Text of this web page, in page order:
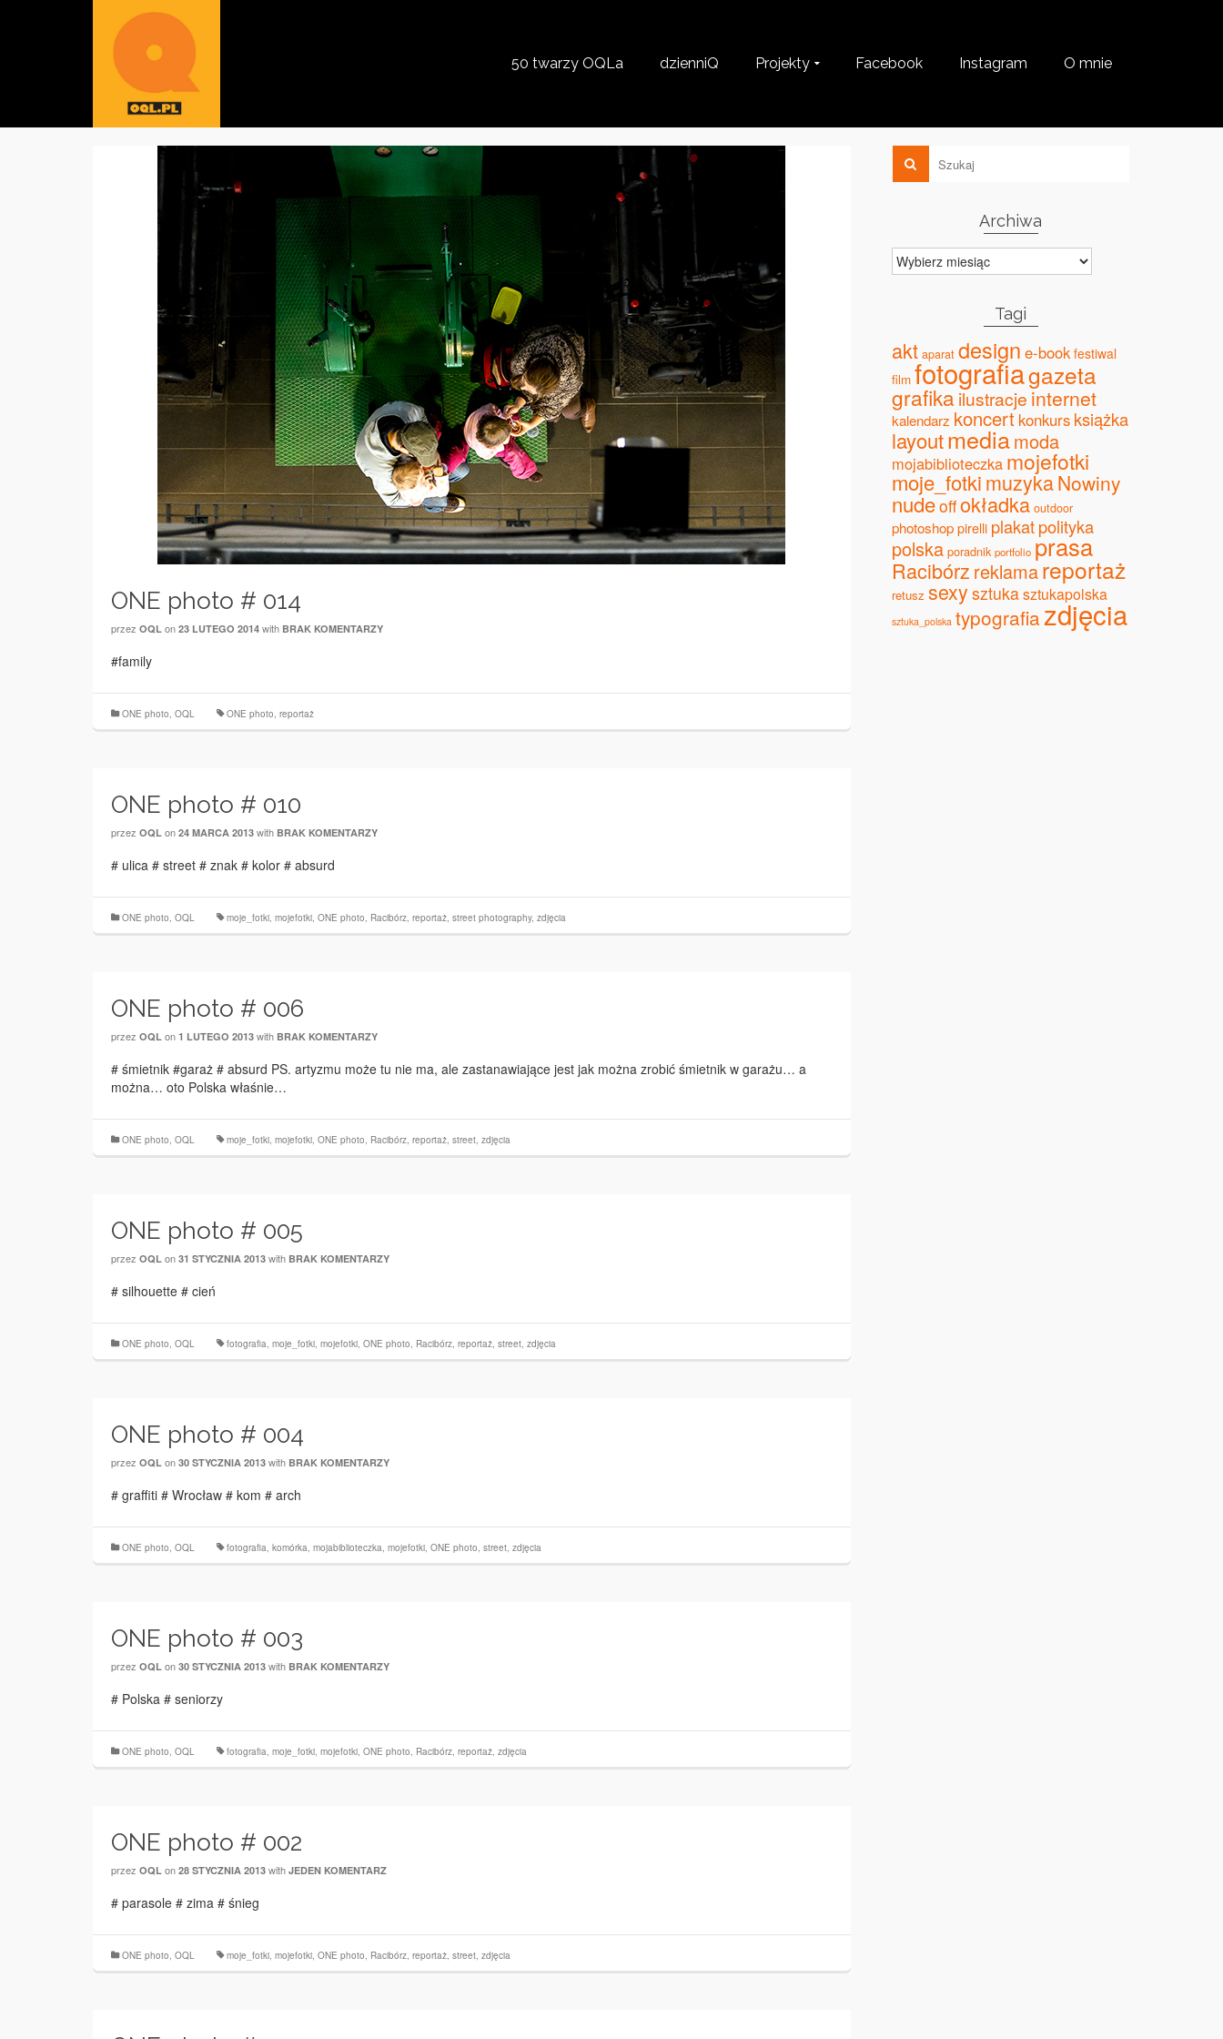
50 twarzy OQLa dzienniQ Projekty Facebook Instagram O mnie
ONE photo # 014
przez OQL on 23 LUTEGO 2014 with BRAK KOMENTARZY
#family
ONE photo, OQL ONE photo, reportaż
ONE photo # 010
przez OQL on 24 MARCA 2013 with BRAK KOMENTARZY
# ulica # street # znak # kolor # absurd
ONE photo, OQL moje_fotki, mojefotki, ONE photo, Racibórz, reportaż, street photography, zdjęcia
ONE photo # 006
przez OQL on 1 LUTEGO 2013 with BRAK KOMENTARZY
# śmietnik #garaż # absurd PS. artyzmu może tu nie ma, ale zastanawiające jest jak można zrobić śmietnik w garażu… a
można… oto Polska właśnie…
ONE photo, OQL moje_fotki, mojefotki, ONE photo, Racibórz, reportaż, street, zdjęcia
ONE photo # 005
przez OQL on 31 STYCZNIA 2013 with BRAK KOMENTARZY
# silhouette # cień
ONE photo, OQL fotografia, moje_fotki, mojefotki, ONE photo, Racibórz, reportaż, street, zdjęcia
ONE photo # 004
przez OQL on 30 STYCZNIA 2013 with BRAK KOMENTARZY
# graffiti # Wrocław # kom # arch
ONE photo, OQL fotografia, komórka, mojabiblioteczka, mojefotki, ONE photo, street, zdjęcia
ONE photo # 003
przez OQL on 30 STYCZNIA 2013 with BRAK KOMENTARZY
# Polska # seniorzy
ONE photo, OQL fotografia, moje_fotki, mojefotki, ONE photo, Racibórz, reportaż, zdjęcia
ONE photo # 002
przez OQL on 28 STYCZNIA 2013 with JEDEN KOMENTARZ
# parasole # zima # śnieg
ONE photo, OQL moje_fotki, mojefotki, ONE photo, Racibórz, reportaż, street, zdjęcia
Archiwa
Archiwa
Tagi
akt aparat design e-book festiwal
film fotografiagazeta
grafika ilustracjeinternet
kalendarz koncert konkurs książka
layoutmediamoda
mojabiblioteczka mojefotki
moje_fotkimuzykaNowiny
nudeoffokładka outdoor
photoshop pirelli plakat polityka
polska poradnik portfolio prasa
Racibórz reklamareportaż
retusz sexy sztukasztukapolska
sztuka_polska typografia zdjęcia